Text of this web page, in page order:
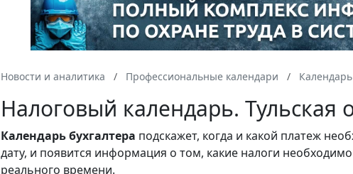
Новости и аналитика Профессиональные календари
Налоговый календарь. Тульская
Календарьбухгалтера подскажет, когда и какой платеж
дату, и появится информация о том, какие налоги
реального времени.